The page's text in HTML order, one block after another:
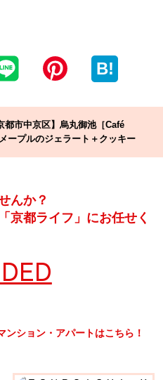
B!
都市中京区】烏丸御池［Café
ープルのジェラート＋クッキー
んか？
京都ライフ」にお任せく
ション・アパートはこちら！